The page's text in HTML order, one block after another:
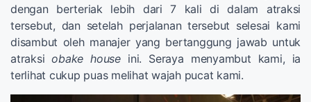
dengan berteriak lebih dari 7 kali di dalam atraksi
tersebut, dan setelah perjalanan tersebut selesai kami
disambut oleh manajer yang bertanggung jawab untuk
atraksiobake houseini. Seraya menyambut kami, ia
terlihat cukup puas melihat wajah pucat kami.